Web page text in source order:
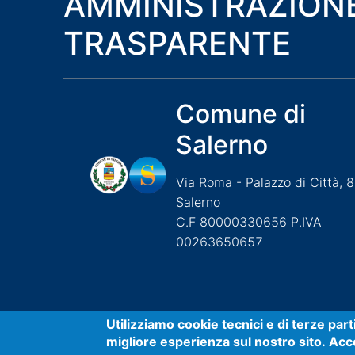
TRASPARENTE
Comune di
Salerno
Via Roma - Palazzo di Città,
Salerno
C.F 80000330656 P.IVA
00263650657
Small
Useful links section
Accessibilità
Utilizziamo cookie tecnici e di terze
migliore esperienza sul nostro sito.